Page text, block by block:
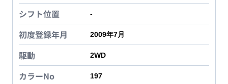
シフト位置 -
初度登録年月 2009年7月
駆動 2WD
カラーNo 197